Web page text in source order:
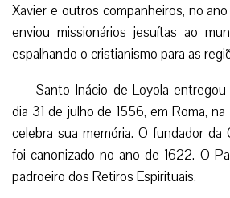
Xavier e outros companheiros, no
enviou missionários jesuítas ao
espalhando o cristianismo para as
Santo Inácio de Loyola
dia 31 de julho de 1556, em Roma,
celebra sua memória. O fundador da
foi canonizado no ano de 1622. O
padroeiro dos Retiros Espirituais.